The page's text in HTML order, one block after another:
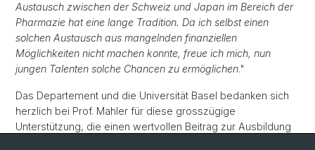
Austausch zwischen der Schweiz und Japan im Bereich der
Pharmazie hat eine lange Tradition. Da ich selbst einen
solchen Austausch aus mangelnden finanziellen
Möglichkeiten nicht machen konnte, freue ich mich, nun
jungen Talenten solche Chancen zu ermöglichen."
Das Departement und die Universität Basel bedanken sich
herzlich bei Prof. Mahler für diese grosszügige
Unterstützung, die einen wertvollen Beitrag zur Ausbildung